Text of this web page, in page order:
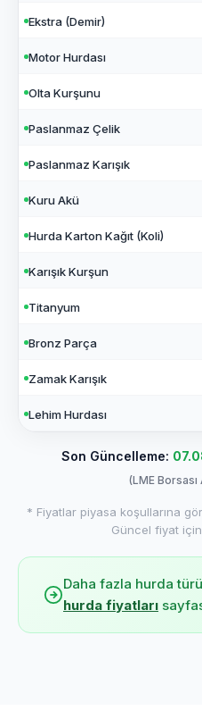
Ekstra (Demir)
Motor Hurdası
Olta Kurşunu
Paslanmaz Çelik
Paslanmaz Karışık
Kuru Akü
Hurda Karton Kağıt (Koli)
Karışık Kurşun
Titanyum
Bronz Parça
Zamak Karışık
Lehim Hurdası
Son Güncelleme:
(LME Borsası
* Fiyatlar piyasa koşullarına
Güncel fiyat için
Daha fazla hurda
hurda fiyatları